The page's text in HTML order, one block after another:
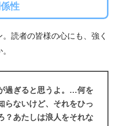
性
読者の皆様の心にも、強く
過ぎると思うよ。…何を
らないけど、それをひっ
？あたしは浪人をそれな